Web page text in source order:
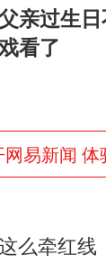
U17国足
中国养老
多地要求
亲过生
看了
网易新闻 体
么牵红线